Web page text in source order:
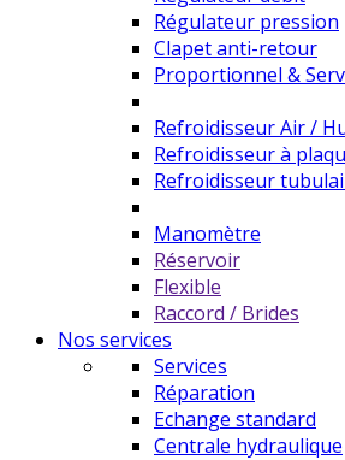
Régulateur pression
Clapet anti-retour
Proportionnel &
Refroidisseur Air /
Refroidisseur à
Refroidisseur
Manomètre
Réservoir
Flexible
Raccord / Brides
Nos services
Services
Réparation
Echange standard
Centrale hydraulique